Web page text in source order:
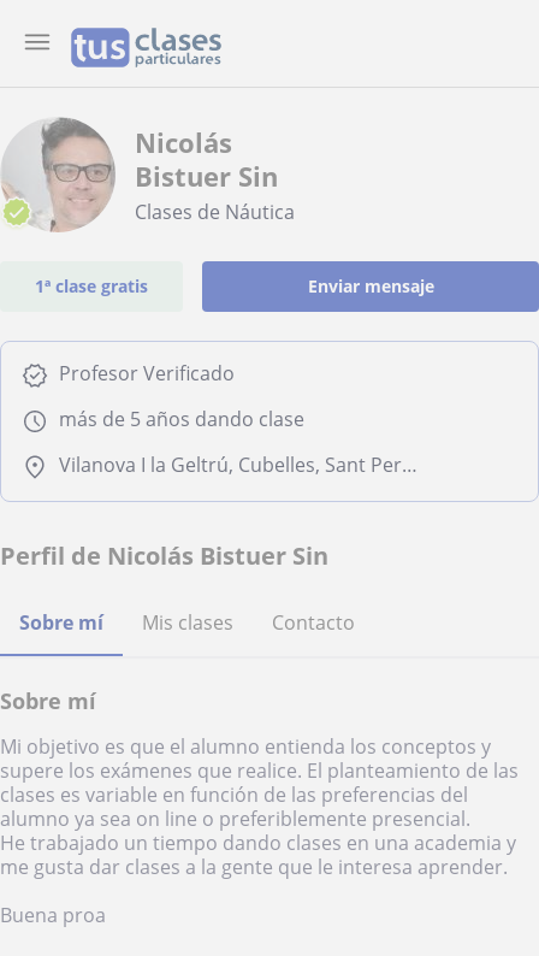
Nicolás
Bistuer Sin
Clases de Náutica
1ª clase gratis Enviar mensaje
Profesor Verificado
más de 5 años dando clase
Vilanova I la Geltrú, Cubelles, Sant Pere de Ribes, Sitges, Castellet I la Gornal, Albinyana, Avinyonet del Penedès, Banyeres del Penedès
Perfil de Nicolás Bistuer Sin
Sobre mí Mis clases Contacto
Sobre mí
Mi objetivo es que el alumno entienda los conceptos y
supere los exámenes que realice. El planteamiento de las
clases es variable en función de las preferencias del
alumno ya sea on line o preferiblemente presencial.
He trabajado un tiempo dando clases en una academia y
me gusta dar clases a la gente que le interesa aprender.
Buena proa